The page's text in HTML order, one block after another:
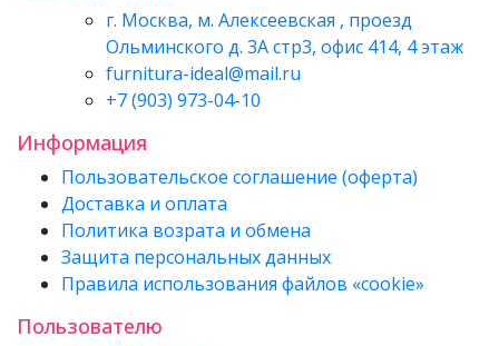
г. Москва, м. Алексеевская , проезд
Ольминского д. 3А стр3, офис 414, 4 этаж
furnitura-ideal@mail.ru
+7 (903) 973-04-10
Информация
Пользовательское соглашение (оферта)
Доставка и оплата
Политика возрата и обмена
Защита персональных данных
Правила использования файлов «cookie»
Пользователю